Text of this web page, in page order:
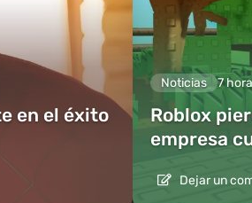
en el éxito
Noticias 7
Roblox
empresa
Dejar un